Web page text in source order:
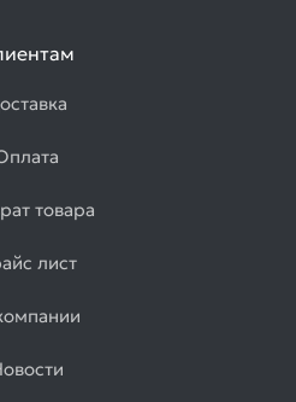
товара
лист